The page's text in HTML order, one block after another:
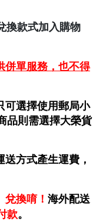
換款式加入購物
併單服務，也不得
可選擇使用郵局小
品則需選擇大榮貨
送方式產生運費 ，
換唷！ 海外配送
款。